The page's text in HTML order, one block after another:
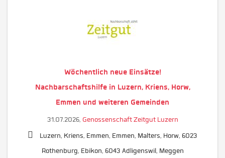
Wöchentlich neue Einsätze!
Nachbarschaftshilfe in Luzern, Kriens, Horw,
Emmen und weiteren Gemeinden
31.07.2026, Genossenschaft Zeitgut Luzern
Luzern, Kriens, Emmen, Emmen, Malters, Horw, 6023
Rothenburg, Ebikon, 6043 Adligenswil, Meggen